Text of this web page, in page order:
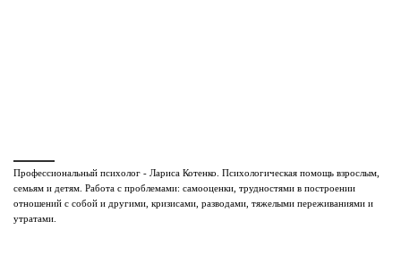
Профессиональный психолог - Лариса Котенко. Психологическая помощь взрослым,
семьям и детям. Работа с проблемами: самооценки, трудностями в построении
отношений с собой и другими, кризисами, разводами, тяжелыми переживаниями и
утратами.